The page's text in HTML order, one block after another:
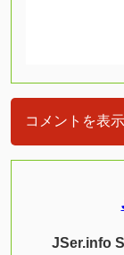
コメントを表示
JSer.info